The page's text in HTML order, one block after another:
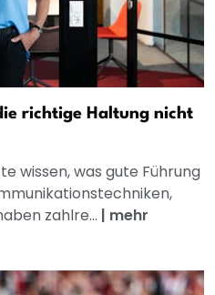
richtige Haltung nicht
wissen, was gute Führung
zahlre... | mehr